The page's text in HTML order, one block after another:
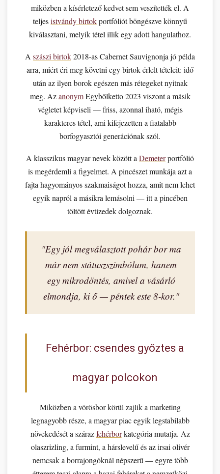
miközben a kísérletező kedvet sem veszítették el. A
teljesistvándy birtokportfóliót böngészve könnyű
kiválasztani, melyik tétel illik egy adott hangulathoz.
A szászi birtok2018-as Cabernet Sauvignonja jó példa
arra, miért éri meg követni egy birtok érlelt tételeit: idő
után az ilyen borok egészen más rétegeket nyitnak
meg. AzanonymEgybőlketto 2023 viszont a másik
végletet képviseli — friss, azonnal iható, mégis
karakteres tétel, ami kifejezetten a fiatalabb
borfogyasztói generációnak szól.
A klasszikus magyar nevek között a Demeterportfólió
is megérdemli a figyelmet. A pincészet munkája azt a
fajta hagyományos szakmaiságot hozza, amit nem lehet
egyik napról a másikra lemásolni — itt a pincében
töltött évtizedek dolgoznak.
"Egy jól megválasztott pohár bor ma
már nem státuszszimbólum, hanem
egy mikrodöntés, amivel a vásárló
elmondja, ki ő — péntek este 8-kor."
Fehérbor: csendes győztes a
magyar polcokon
Miközben a vörösbor körül zajlik a marketing
legnagyobb része, a magyar piac egyik legstabilabb
növekedését a szárazfehérborkategória mutatja. Az
olaszrizling, a furmint, a hárslevelű és az irsai olivér
nemcsak a borrajongóknál népszerű — egyre több